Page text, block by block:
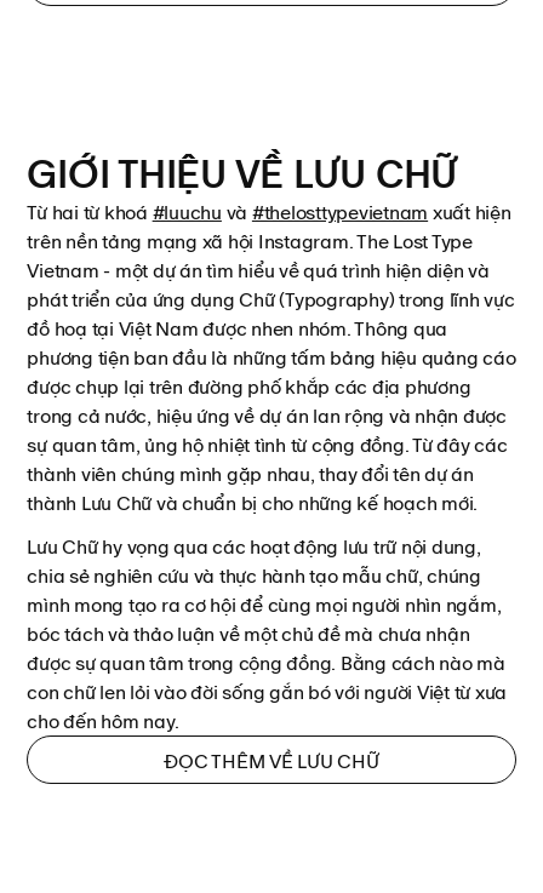
GIỚI THIỆU VỀ LƯU CHỮ
Từ hai từ khoá #luuchu và #thelosttypevietnam xuất hiện
trên nền tảng mạng xã hội Instagram. The Lost Type
Vietnam - một dự án tìm hiểu về quá trình hiện diện và
phát triển của ứng dụng Chữ (Typography) trong lĩnh vực
đồ hoạ tại Việt Nam được nhen nhóm. Thông qua
phương tiện ban đầu là những tấm bảng hiệu quảng cáo
được chụp lại trên đường phố khắp các địa phương
trong cả nước, hiệu ứng về dự án lan rộng và nhận được
sự quan tâm, ủng hộ nhiệt tình từ cộng đồng. Từ đây các
thành viên chúng mình gặp nhau, thay đổi tên dự án
thành Lưu Chữ và chuẩn bị cho những kế hoạch mới.
Lưu Chữ hy vọng qua các hoạt động lưu trữ nội dung,
chia sẻ nghiên cứu và thực hành tạo mẫu chữ, chúng
mình mong tạo ra cơ hội để cùng mọi người nhìn ngắm,
bóc tách và thảo luận về một chủ đề mà chưa nhận
được sự quan tâm trong cộng đồng. Bằng cách nào mà
con chữ len lỏi vào đời sống gắn bó với người Việt từ xưa
cho đến hôm nay.
ĐỌC THÊM VỀ LƯU CHỮ